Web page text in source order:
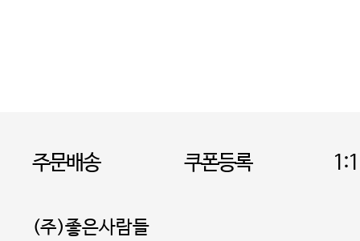
주문배송 쿠폰등록
(주)좋은사람들